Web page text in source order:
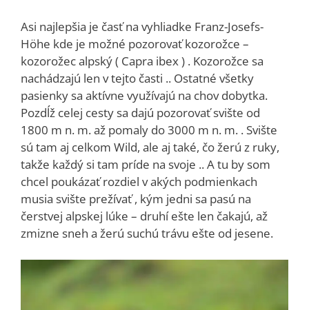
Asi najlepšia je časť na vyhliadke Franz-Josefs-
Höhe kde je možné pozorovať kozorožce –
kozorožec alpský ( Capra ibex ) . Kozorožce sa
nachádzajú len v tejto časti .. Ostatné všetky
pasienky sa aktívne využívajú na chov dobytka.
Pozdĺž celej cesty sa dajú pozorovať svište od
1800 m n. m. až pomaly do 3000 m n. m. . Svište
sú tam aj celkom Wild, ale aj také, čo žerú z ruky,
takže každý si tam príde na svoje .. A tu by som
chcel poukázať rozdiel v akých podmienkach
musia svište prežívať , kým jedni sa pasú na
čerstvej alpskej lúke – druhí ešte len čakajú, až
zmizne sneh a žerú suchú trávu ešte od jesene.